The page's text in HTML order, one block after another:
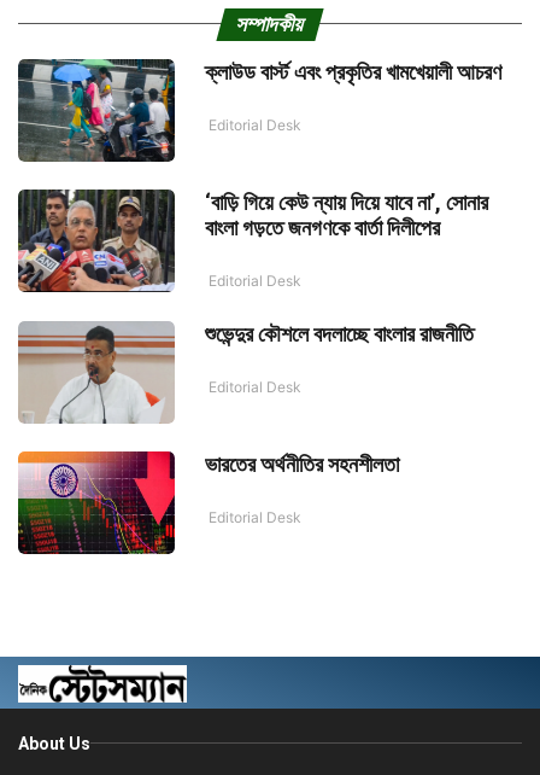
সম্পাদকীয়
ক্লাউড বার্স্ট এবং প্রকৃতির খামখেয়ালী আচরণ
Editorial Desk
‘বাড়ি গিয়ে কেউ ন্যায় দিয়ে যাবে না’, সোনার
বাংলা গড়তে জনগণকে বার্তা দিলীপের
Editorial Desk
শুভেন্দুর কৌশলে বদলাচ্ছে বাংলার রাজনীতি
Editorial Desk
ভারতের অর্থনীতির সহনশীলতা
Editorial Desk
About Us